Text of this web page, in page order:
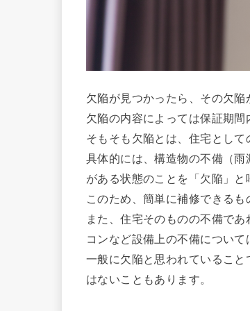
欠陥が見つかったら、その欠陥
欠陥の内容によっては保証期間
そもそも欠陥とは、住宅として
具体的には、構造物の不備（
がある状態のことを「欠陥」と
このため、簡単に補修できる
また、住宅そのものの不備で
コンなど設備上の不備につい
一般に欠陥と思われているこ
はないこともあります。